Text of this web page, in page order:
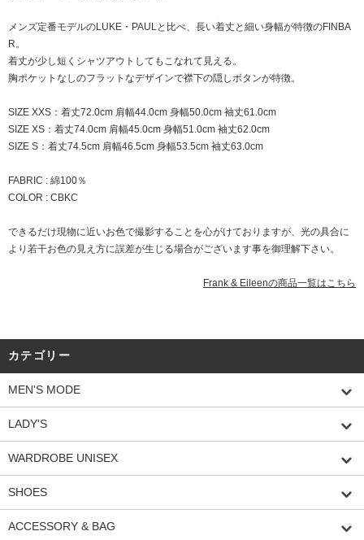
メンズ定番モデルのLUKE・PAULと比べ、長い着丈と細い身幅が特徴のFINBA
R。
着丈が少し短くシャツアウトしてもこなれて見える。
胸ポケットなしのフラットなデザインで襟下の隠しボタンが特徴。
SIZE XXS：着丈72.0cm 肩幅44.0cm 身幅50.0cm 袖丈61.0cm
SIZE XS：着丈74.0cm 肩幅45.0cm 身幅51.0cm 袖丈62.0cm
SIZE S：着丈74.5cm 肩幅46.5cm 身幅53.5cm 袖丈63.0cm
FABRIC : 綿100％
COLOR : CBKC
できるだけ現物に近いお色で撮影することを心がけておりますが、光の具合に
より若干お色の見え方に誤差が生じる場合がございます事を御理解下さい。
Frank & Eileenの商品一覧はこちら
カテゴリー
MEN'S MODE
LADY'S
WARDROBE UNISEX
SHOES
ACCESSORY & BAG